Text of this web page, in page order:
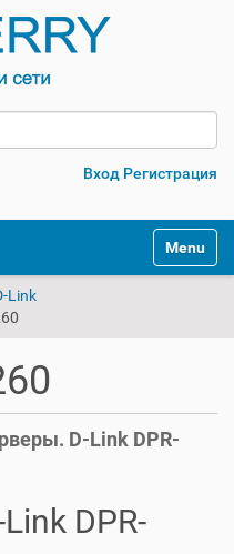
Вход Регистрация
Link
D-Link DPR-
DPR-